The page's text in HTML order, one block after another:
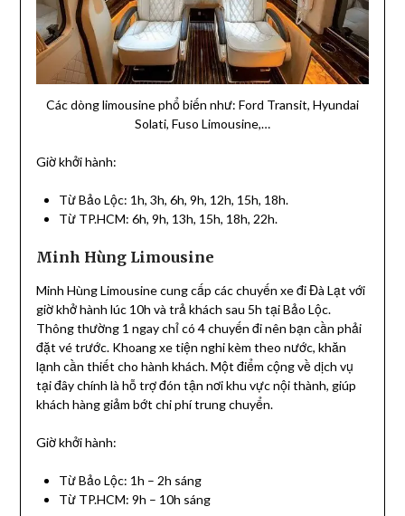
Các dòng limousine phổ biến như: Ford Transit, Hyundai
Solati, Fuso Limousine,…
Giờ khởi hành:
Từ Bảo Lộc: 1h, 3h, 6h, 9h, 12h, 15h, 18h.
Từ TP.HCM: 6h, 9h, 13h, 15h, 18h, 22h.
Minh Hùng Limousine
Minh Hùng Limousine cung cấp các chuyến xe đi Đà Lạt với
giờ khở hành lúc 10h và trả khách sau 5h tại Bảo Lộc.
Thông thường 1 ngay chỉ có 4 chuyến đi nên bạn cần phải
đặt vé trước. Khoang xe tiện nghi kèm theo nước, khăn
lạnh cần thiết cho hành khách. Một điểm cộng về dịch vụ
tại đây chính là hỗ trợ đón tận nơi khu vực nội thành, giúp
khách hàng giảm bớt chi phí trung chuyển.
Giờ khởi hành:
Từ Bảo Lộc: 1h – 2h sáng
Từ TP.HCM: 9h – 10h sáng